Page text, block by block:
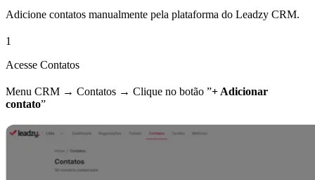
Adicione contatos manualmente pela plataforma do Leadzy CRM.
1
Acesse Contatos
Menu CRM → Contatos → Clique no botão ”+ Adicionar
contato”